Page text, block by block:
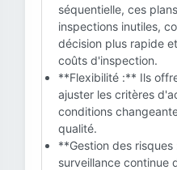
séquentielle, ces
inspections inutiles,
décision plus rapide
coûts d'inspection.
**Flexibilité :** Ils
ajuster les critères
conditions
qualité.
**Gestion des
surveillance continue